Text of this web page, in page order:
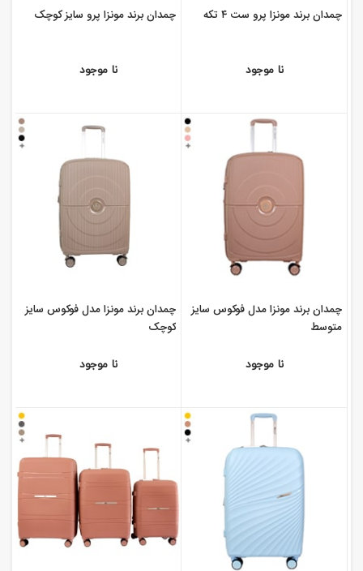
چمدان برند مونزا پرو ست ۴ تکه
نا موجود
چمدان برند مونزا پرو سایز کوچک
نا موجود
چمدان برند مونزا مدل فوکوس سایز
متوسط
نا موجود
چمدان برند مونزا مدل فوکوس سایز
کوچک
نا موجود